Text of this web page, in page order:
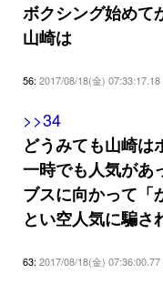
ボクシング始めて
山崎は
56: 2017/08/18(金)
>>34
どうみても山崎は
一時でも人気があ
ブスに向かって「
とい空人気に騙さ
63: 2017/08/18(金)